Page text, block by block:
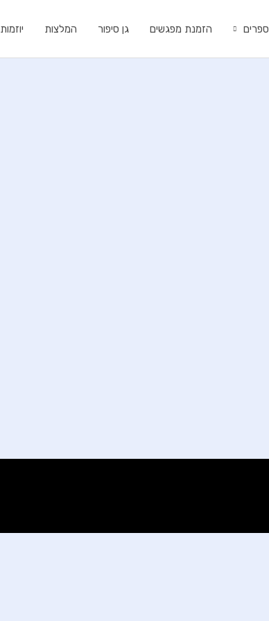
ספרים הזמנת מפגשים גן סיפור המלצות יוזמות